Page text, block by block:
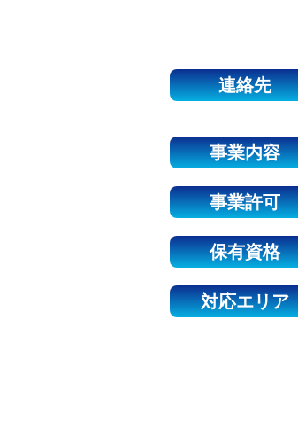
連絡先
事業内容
事業許可
保有資格
対応エリア